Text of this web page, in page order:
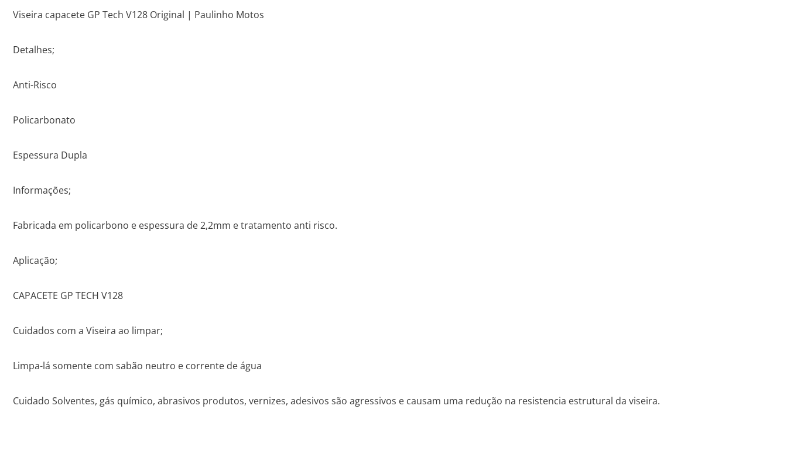
Viseira capacete GP Tech V128 Original | Paulinho Motos
Detalhes;
Anti-Risco
Policarbonato
Espessura Dupla
Informações;
Fabricada em policarbono e espessura de 2,2mm e tratamento anti risco.
Aplicação;
CAPACETE GP TECH V128
Cuidados com a Viseira ao limpar;
Limpa-lá somente com sabão neutro e corrente de água
Cuidado Solventes, gás químico, abrasivos produtos, vernizes, adesivos são agressivos e causam uma redução na resistencia estrutural da viseira.